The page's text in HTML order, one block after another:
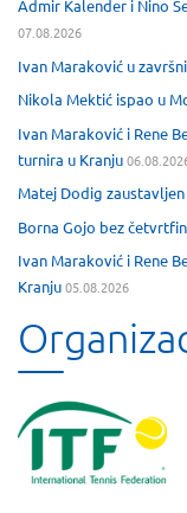
Admir Kalender i Nino
07.08.2026
Ivan Maraković u
Nikola Mektić ispao u
Ivan Maraković i Rene
turnira u Kranju
Matej Dodig
Borna Gojo bez
Ivan Maraković i Rene
Kranju05.08.2026